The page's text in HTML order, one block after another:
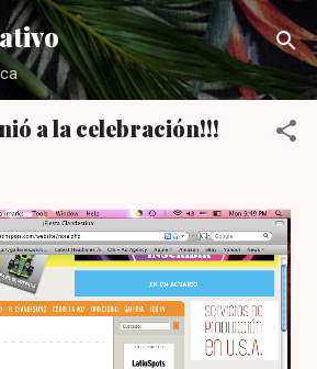
al contenido principal
a la celebración!!!